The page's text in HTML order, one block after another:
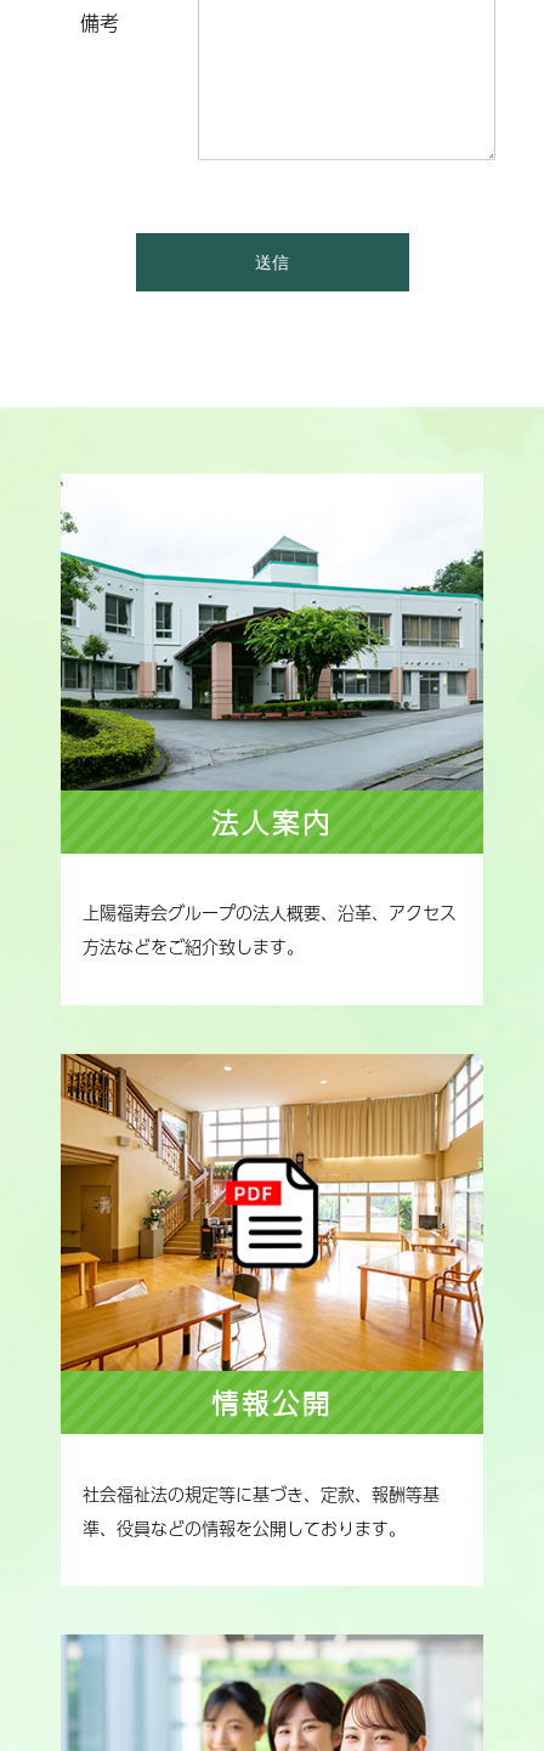
備考
法人案内
上陽福寿会グループの法人概要、沿革、アクセス
方法などをご紹介致します。
情報公開
社会福祉法の規定等に基づき、定款、報酬等基
準、役員などの情報を公開しております。